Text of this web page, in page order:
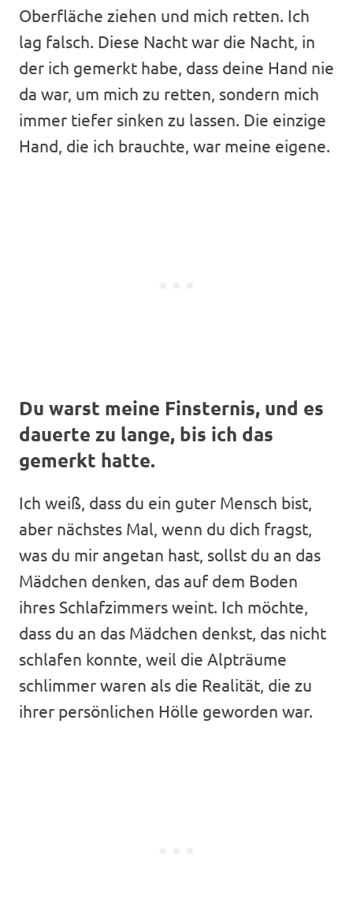
Oberfläche ziehen und mich retten. Ich
lag falsch. Diese Nacht war die Nacht, in
der ich gemerkt habe, dass deine Hand nie
da war, um mich zu retten, sondern mich
immer tiefer sinken zu lassen. Die einzige
Hand, die ich brauchte, war meine eigene.
Du warst meine Finsternis, und es
dauerte zu lange, bis ich das
gemerkt hatte.
Ich weiß, dass du ein guter Mensch bist,
aber nächstes Mal, wenn du dich fragst,
was du mir angetan hast, sollst du an das
Mädchen denken, das auf dem Boden
ihres Schlafzimmers weint. Ich möchte,
dass du an das Mädchen denkst, das nicht
schlafen konnte, weil die Alpträume
schlimmer waren als die Realität, die zu
ihrer persönlichen Hölle geworden war.